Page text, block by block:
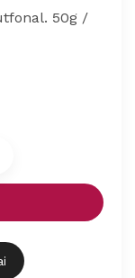
50g /